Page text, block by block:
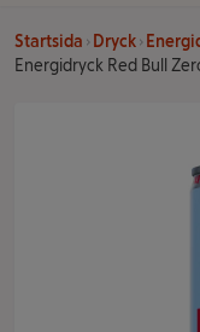
Startsida Dryck
Energidryck Red Bull